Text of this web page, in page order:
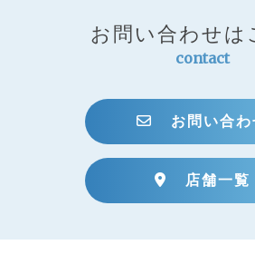
お問い合わせは
contact
お問い合わ
店舗一覧